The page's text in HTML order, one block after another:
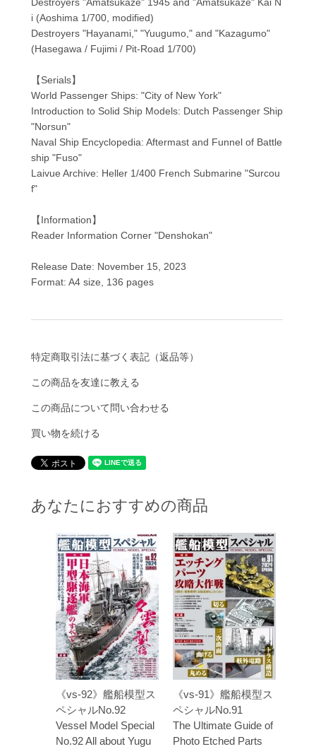
i (Aoshima 1/700, modified)
Destroyers "Hayanami," "Yuugumo," and "Kazagumo"
(Hasegawa / Fujimi / Pit-Road 1/700)
【Serials】
World Passenger Ships: "City of New York"
Introduction to Solid Ship Models: Dutch Passenger Ship
"Norsun"
Naval Ship Encyclopedia: Aftermast and Funnel of Battle
ship "Fuso"
Laivue Archive: Heller 1/400 French Submarine "Surcou
f"
【Information】
Reader Information Corner "Denshokan"
Release Date: November 15, 2023
Format: A4 size, 136 pages
特定商取引法に基づく表記（返品等）
この商品を友達に教える
この商品について問い合わせる
買い物を続ける
あなたにおすすめの商品
《vs-92》艦船模型ス
ペシャルNo.92
Vessel Model Special
No.92 All about Yugu
《vs-91》艦船模型ス
ペシャルNo.91
The Ultimate Guide of
Photo Etched Parts